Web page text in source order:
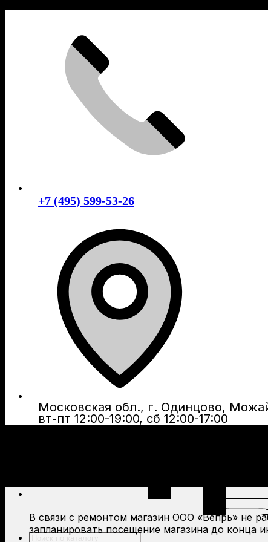
+7 (495) 599-53-26
Московская обл., г. Одинцово,
вт-пт 12:00-19:00, сб 12:00-17:00
Поиск
В связи с ремонтом магазин ООО «Вепрь» не
запланировать посещение магазина до конца